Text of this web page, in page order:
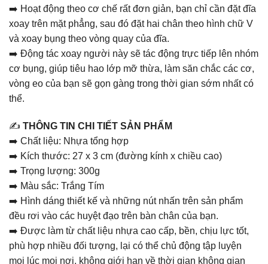
➡️ Hoạt động theo cơ chế rất đơn giản, bạn chỉ cần đặt đĩa
xoay trên mặt phẳng, sau đó đặt hai chân theo hình chữ V
và xoay bụng theo vòng quay của đĩa.
➡️ Động tác xoay người này sẽ tác động trực tiếp lên nhóm
cơ bụng, giúp tiêu hao lớp mỡ thừa, làm săn chắc các cơ,
vòng eo của bạn sẽ gọn gàng trong thời gian sớm nhất có
thể.
✍️ THÔNG TIN CHI TIẾT SẢN PHẨM
➡️ Chất liệu: Nhựa tổng hợp
➡️ Kích thước: 27 x 3 cm (đường kính x chiều cao)
➡️ Trọng lượng: 300g
➡️ Màu sắc: Trắng Tím
➡️ Hình dáng thiết kế và những nút nhấn trên sản phẩm
đều rơi vào các huyệt đạo trên bàn chân của bạn.
➡️ Được làm từ chất liệu nhựa cao cấp, bền, chịu lực tốt,
phù hợp nhiều đối tượng, lại có thể chủ động tập luyện
mọi lúc mọi nơi, không giới hạn về thời gian không gian